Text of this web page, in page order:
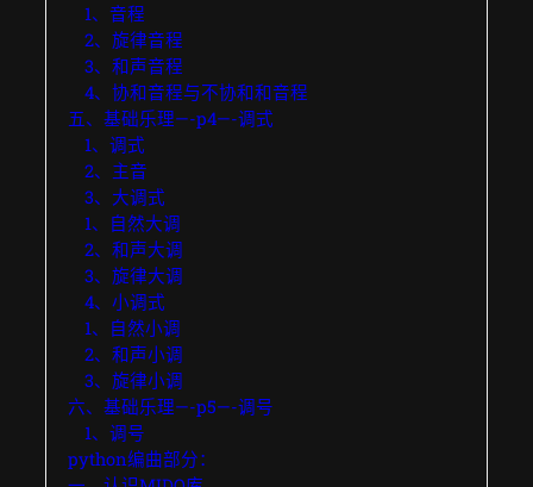
1、音程
2、旋律音程
3、和声音程
4、协和音程与不协和和音程
五、基础乐理—-p4—-调式
1、调式
2、主音
3、大调式
1、自然大调
2、和声大调
3、旋律大调
4、小调式
1、自然小调
2、和声小调
3、旋律小调
六、基础乐理—-p5—-调号
1、调号
python编曲部分：